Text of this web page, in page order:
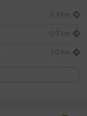
0,4 km
0,9 km
1,0 km